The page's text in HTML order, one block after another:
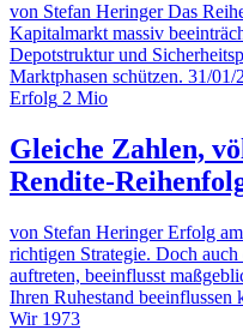
von Stefan Heringer Das
Kapitalmarkt massiv
Depotstruktur und
Marktphasen schützen. 31/01/
Erfolg 2 Mio
Gleiche Zahlen,
Rendite-
von Stefan Heringer Erfolg
richtigen Strategie. Doch
auftreten, beeinflusst
Ihren Ruhestand beeinflussen
Wir 1973